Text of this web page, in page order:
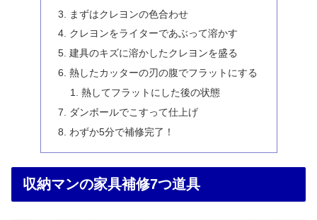
まずはクレヨンの色合わせ
クレヨンをライターであぶって溶かす
建具のキズに溶かしたクレヨンを盛る
熱したカッターの刃の腹でフラットにする
熱してフラットにした後の状態
ダンボールでこすって仕上げ
わずか5分で補修完了！
収納マンの家具補修7つ道具